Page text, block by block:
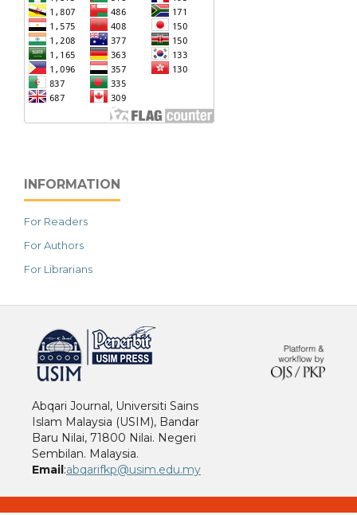
INFORMATION
For Readers
For Authors
For Librarians
Abqari Journal, Universiti Sains
Islam Malaysia (USIM), Bandar
Baru Nilai, 71800 Nilai. Negeri
Sembilan. Malaysia.
Email:abqarifkp@usim.edu.my